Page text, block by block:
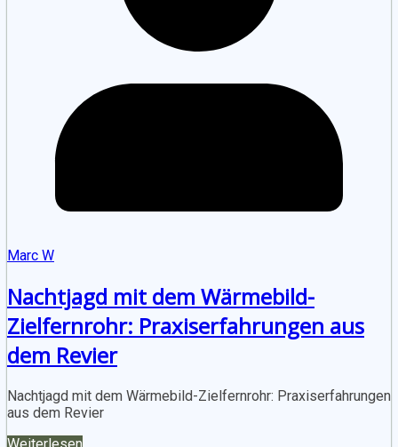
Marc W
Nachtjagd mit dem Wärmebild-
Zielfernrohr: Praxiserfahrungen aus
dem Revier
Nachtjagd mit dem Wärmebild-Zielfernrohr: Praxiserfahrungen
aus dem Revier
Weiterlesen